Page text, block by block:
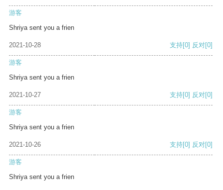
游客
Shriya sent you a frien
2021-10-28 支持[0] 反对[0]
游客
Shriya sent you a frien
2021-10-27 支持[0] 反对[0]
游客
Shriya sent you a frien
2021-10-26 支持[0] 反对[0]
游客
Shriya sent you a frien